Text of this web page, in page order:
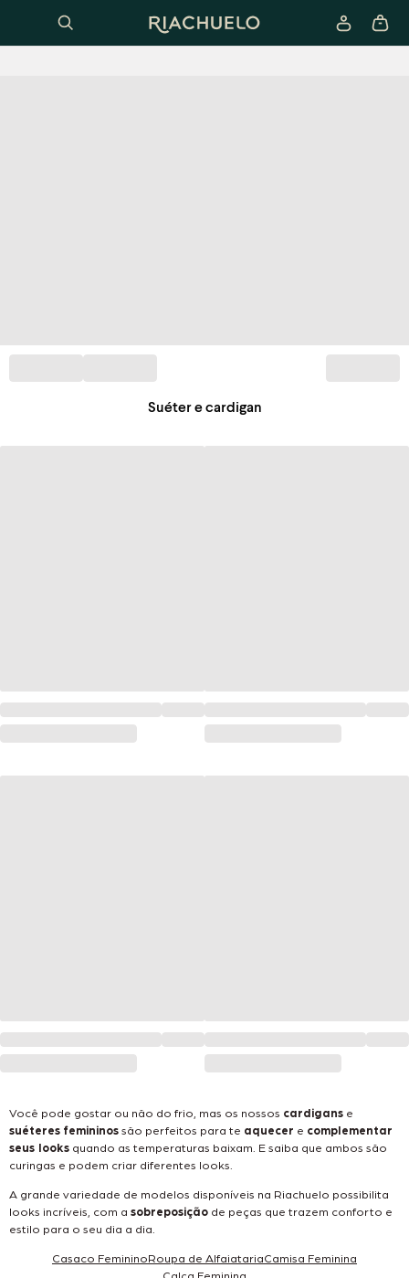
Suéter e cardigan
Você pode gostar ou não do frio, mas os nossos cardigans e
suéteres femininossão perfeitos para te aquecer e complementar
seus looks quando as temperaturas baixam. E saiba que ambos são
curingas e podem criar diferentes looks.
A grande variedade de modelos disponíveis na Riachuelo possibilita
looks incríveis, com a sobreposição de peças que trazem conforto e
estilo para o seu dia a dia.
Casaco FemininoRoupa de AlfaiatariaCamisa Feminina
Calça Feminina